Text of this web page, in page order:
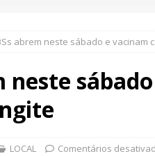
abrem neste sábado e vacinam
neste
LOCAL Comentários